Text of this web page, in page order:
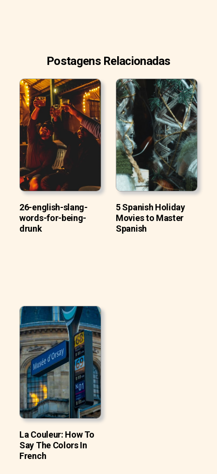
Postagens Relacionadas
26-english-slang-
words-for-being-
drunk
5 Spanish Holiday
Movies to Master
Spanish
La Couleur: How To
Say The Colors In
French